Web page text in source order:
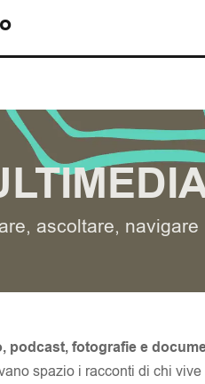
ascoltare, navigare
podcast, fotografie e
spazio i racconti di chi